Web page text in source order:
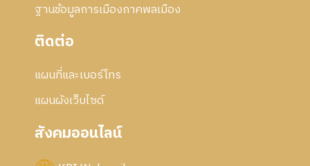
ฐานข้อมูลการเมืองภาคพลเมือง
ติดต่อ
แผนที่และเบอร์โทร
แผนผังเว็บไซด์
สังคมออนไลน์